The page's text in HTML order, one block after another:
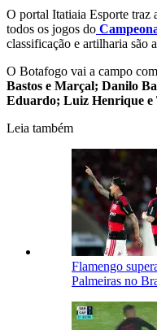
O portal Itatiaia Esporte traz
todos os jogos do
classificação e artilharia são
O Botafogo vai a campo com
Bastos e Marçal; Danilo
Eduardo; Luiz Henrique e
Leia também
Flamengo
Palmeiras no